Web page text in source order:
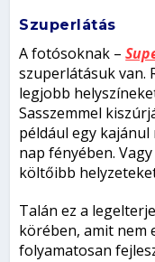
Szuperlátás
A fotósoknak –
szuperlátásuk van.
legjobb
Sasszemmel
például egy
nap fényében.
költőibb
Talán ez a
körében, amit nem
folyamatosan